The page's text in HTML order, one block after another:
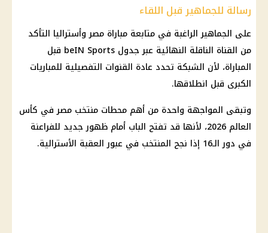
رسالة للجماهير قبل اللقاء
على الجماهير الراغبة في متابعة مباراة مصر وأستراليا التأكد
من القناة الناقلة النهائية عبر جدول beIN Sports قبل
المباراة، لأن الشبكة تحدد عادة القنوات التفصيلية للمباريات
الكبرى قبل انطلاقها.
وتبقى المواجهة واحدة من أهم محطات منتخب مصر في كأس
العالم
2026، لأنها قد تفتح الباب أمام ظهور جديد للفراعنة
في دور الـ16 إذا نجح المنتخب في عبور العقبة الأسترالية.